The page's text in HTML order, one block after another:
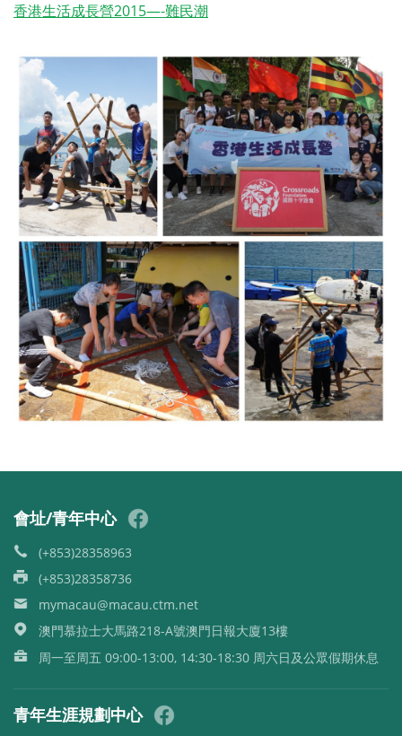
香港生活成長營2015—-難民潮
會址/青年中心
(+853)28358963
(+853)28358736
mymacau@macau.ctm.net
澳門慕拉士大馬路218-A號澳門日報大廈13樓
周一至周五 09:00-13:00, 14:30-18:30 周六日及公眾假期休息
青年生涯規劃中心